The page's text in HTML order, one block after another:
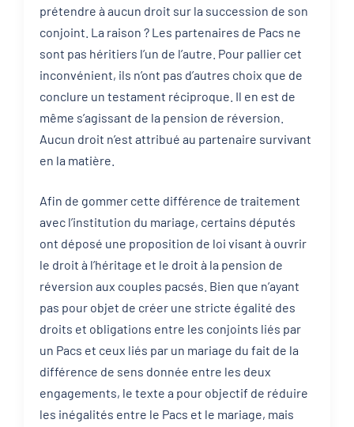
prétendre à aucun droit sur la succession de son
conjoint. La raison ? Les partenaires de Pacs ne
sont pas héritiers l’un de l’autre. Pour pallier cet
inconvénient, ils n’ont pas d’autres choix que de
conclure un testament réciproque. Il en est de
même s’agissant de la pension de réversion.
Aucun droit n’est attribué au partenaire survivant
en la matière.
Afin de gommer cette différence de traitement
avec l’institution du mariage, certains députés
ont déposé une proposition de loi visant à ouvrir
le droit à l’héritage et le droit à la pension de
réversion aux couples pacsés. Bien que n’ayant
pas pour objet de créer une stricte égalité des
droits et obligations entre les conjoints liés par
un Pacs et ceux liés par un mariage du fait de la
différence de sens donnée entre les deux
engagements, le texte a pour objectif de réduire
les inégalités entre le Pacs et le mariage, mais